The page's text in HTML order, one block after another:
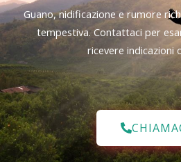
Guano, nidificazione e rumore
tempestiva. Contattaci per
ricevere indicazioni